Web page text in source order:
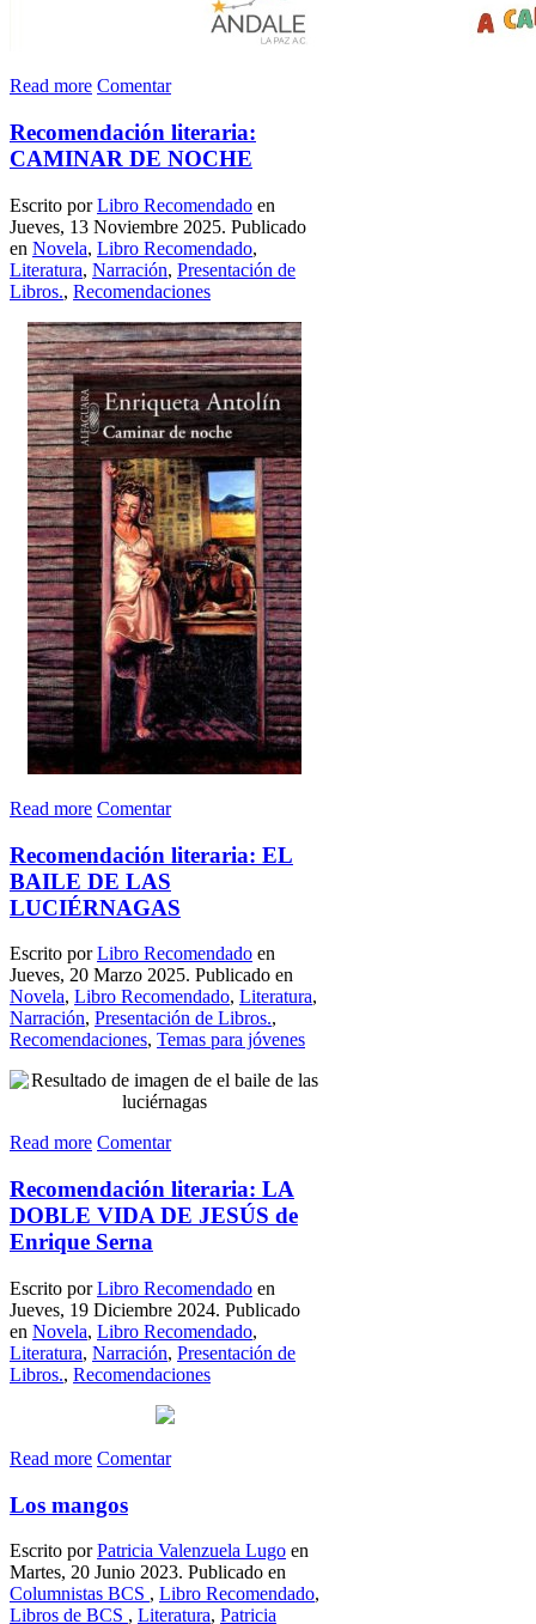
Read more Comentar
Recomendación literaria:
CAMINAR DE NOCHE
Escrito porLibro Recomendado en
Jueves, 13 Noviembre 2025. Publicado
en Novela, Libro Recomendado,
Literatura, Narración, Presentación de
Libros., Recomendaciones
Read more Comentar
Recomendación literaria: EL
BAILE DE LAS
LUCIÉRNAGAS
Escrito porLibro Recomendado en
Jueves, 20 Marzo 2025. Publicado en
Novela, Libro Recomendado, Literatura,
Narración, Presentación de Libros.,
Recomendaciones, Temas para jóvenes
Read more Comentar
Recomendación literaria: LA
DOBLE VIDA DE JESÚS de
Enrique Serna
Escrito porLibro Recomendado en
Jueves, 19 Diciembre 2024. Publicado
en Novela, Libro Recomendado,
Literatura, Narración, Presentación de
Libros., Recomendaciones
Read more Comentar
Los mangos
Escrito porPatricia Valenzuela Lugo en
Martes, 20 Junio 2023. Publicado en
Columnistas BCS , Libro Recomendado,
Libros de BCS , Literatura, Patricia